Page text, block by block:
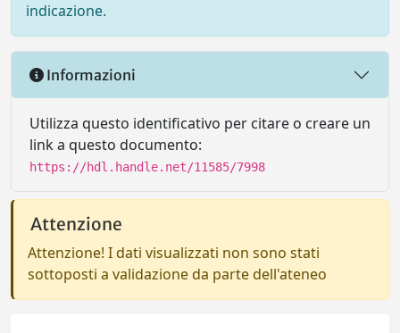
indicazione.
Informazioni
Utilizza questo identificativo per citare o creare un
link a questo documento:
https://hdl.handle.net/11585/7998
Attenzione
Attenzione! I dati visualizzati non sono stati
sottoposti a validazione da parte dell'ateneo